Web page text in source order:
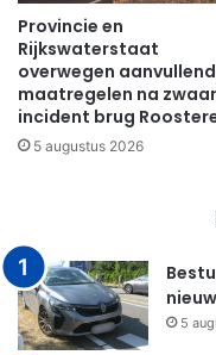
Provincie en
Rijkswaterstaat
overwegen
maatregelen na zwaar
incident brug
5 augustus 2026
5